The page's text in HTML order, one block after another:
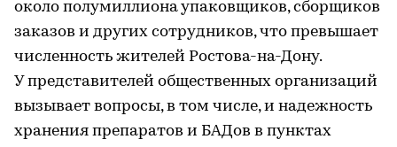
около полумиллиона упаковщиков, сборщиков
заказов и других сотрудников, что превышает
численность жителей Ростова-на-Дону.
У представителей общественных организаций
вызывает вопросы, в том числе, и надежность
хранения препаратов и БАДов в пунктах